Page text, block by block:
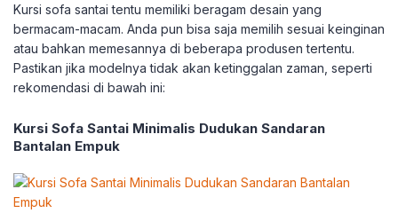
Kursi sofa santai tentu memiliki beragam desain yang
bermacam-macam. Anda pun bisa saja memilih sesuai keinginan
atau bahkan memesannya di beberapa produsen tertentu.
Pastikan jika modelnya tidak akan ketinggalan zaman, seperti
rekomendasi di bawah ini:
Kursi Sofa Santai Minimalis Dudukan Sandaran
Bantalan Empuk